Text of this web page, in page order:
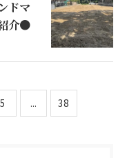
ドマ
介●
5 ... 38